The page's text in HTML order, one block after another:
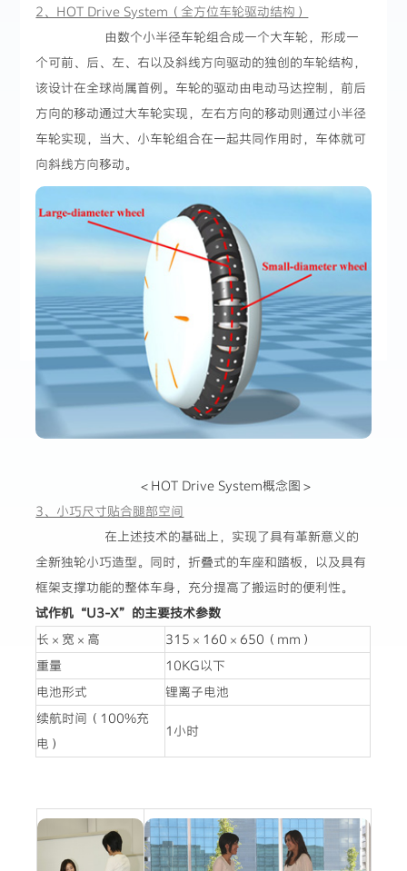
2、HOT Drive System（全方位车轮驱动结构）
由数个小半径车轮组合成一个大车轮，形成一
个可前、后、左、右以及斜线方向驱动的独创的车轮结构，
该设计在全球尚属首例。车轮的驱动由电动马达控制，前后
方向的移动通过大车轮实现，左右方向的移动则通过小半径
车轮实现，当大、小车轮组合在一起共同作用时，车体就可
向斜线方向移动。
＜HOT Drive System概念图＞
3、小巧尺寸贴合腿部空间
在上述技术的基础上，实现了具有革新意义的
全新独轮小巧造型。同时，折叠式的车座和踏板，以及具有
框架支撑功能的整体车身，充分提高了搬运时的便利性。
试作机“U3-X”的主要技术参数
长×宽×高
315×160×650（mm）
重量
10KG以下
电池形式
锂离子电池
续航时间（100%充
电）
1小时